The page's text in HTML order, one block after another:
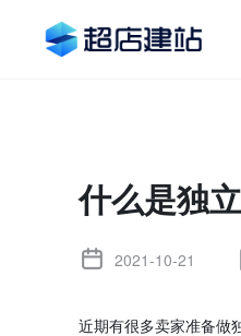
什么是独
2021-10-21
近期有很多卖家准备做